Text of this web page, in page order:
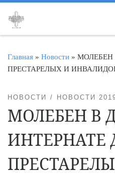
Перейти к содержимому
Главная » Новости » МОЛЕБЕН
ПРЕСТАРЕЛЫХ И
НОВОСТИ НОВОСТИ
МОЛЕБЕН В
ИНТЕРНАТЕ